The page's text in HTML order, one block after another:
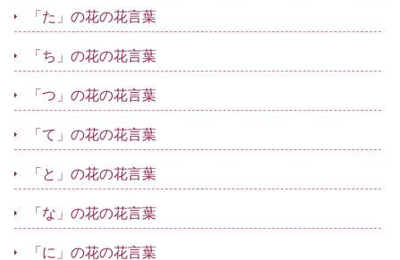
「た」の花の花言葉
「ち」の花の花言葉
「つ」の花の花言葉
「て」の花の花言葉
「と」の花の花言葉
「な」の花の花言葉
「に」の花の花言葉